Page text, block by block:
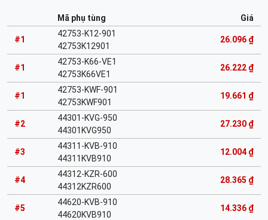
Mã phụ tùng Giá
#1
42753-K12-901
42753K12901
26.096 ₫
#1
42753-K66-VE1
42753K66VE1
26.222 ₫
#1
42753-KWF-901
42753KWF901
19.661 ₫
#2
44301-KVG-950
44301KVG950
27.230 ₫
#3
44311-KVB-910
44311KVB910
12.004 ₫
#4
44312-KZR-600
44312KZR600
28.365 ₫
#5
44620-KVB-910
44620KVB910
14.336 ₫